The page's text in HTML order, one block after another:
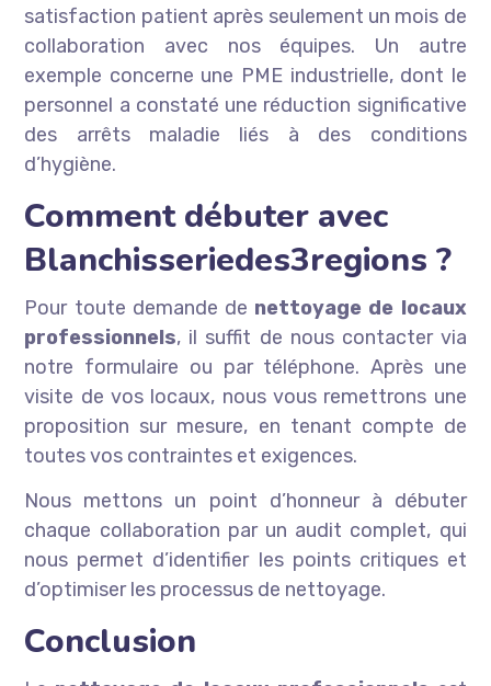
satisfaction patient après seulement un mois de
collaboration avec nos équipes. Un autre
exemple concerne une PME industrielle, dont le
personnel a constaté une réduction significative
des arrêts maladie liés à des conditions
d’hygiène.
Comment débuter avec
Blanchisseriedes3regions ?
Pour toute demande de nettoyage de locaux
professionnels, il suffit de nous contacter via
notre formulaire ou par téléphone. Après une
visite de vos locaux, nous vous remettrons une
proposition sur mesure, en tenant compte de
toutes vos contraintes et exigences.
Nous mettons un point d’honneur à débuter
chaque collaboration par un audit complet, qui
nous permet d’identifier les points critiques et
d’optimiser les processus de nettoyage.
Conclusion